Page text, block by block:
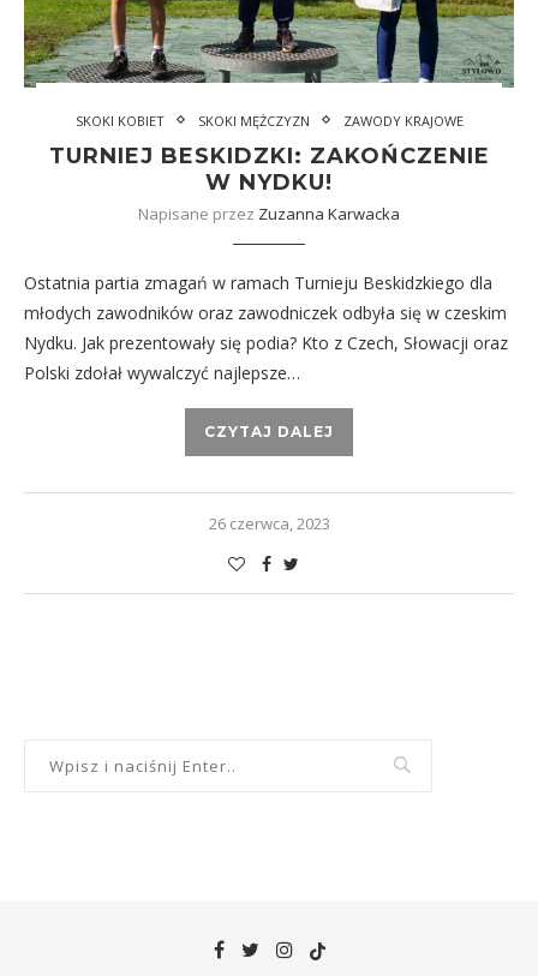
SKOKI KOBIET SKOKI MĘŻCZYZN ZAWODY KRAJOWE
TURNIEJ BESKIDZKI: ZAKOŃCZENIE
W NYDKU!
Napisane przez Zuzanna Karwacka
Ostatnia partia zmagań w ramach Turnieju Beskidzkiego dla
młodych zawodników oraz zawodniczek odbyła się w czeskim
Nydku. Jak prezentowały się podia? Kto z Czech, Słowacji oraz
Polski zdołał wywalczyć najlepsze…
CZYTAJ DALEJ
26 czerwca, 2023